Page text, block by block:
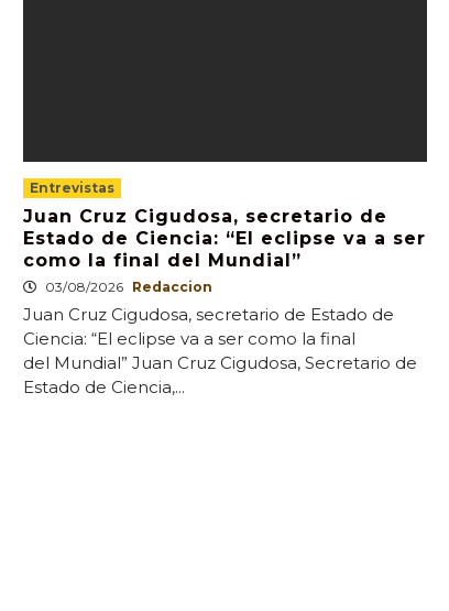
Entrevistas
Juan Cruz Cigudosa, secretario de
Estado de Ciencia: “El eclipse va a ser
como la final del Mundial”
03/08/2026 Redaccion
Juan Cruz Cigudosa, secretario de Estado de
Ciencia: “El eclipse va a ser como la final
del Mundial” Juan Cruz Cigudosa, Secretario de
Estado de Ciencia,...